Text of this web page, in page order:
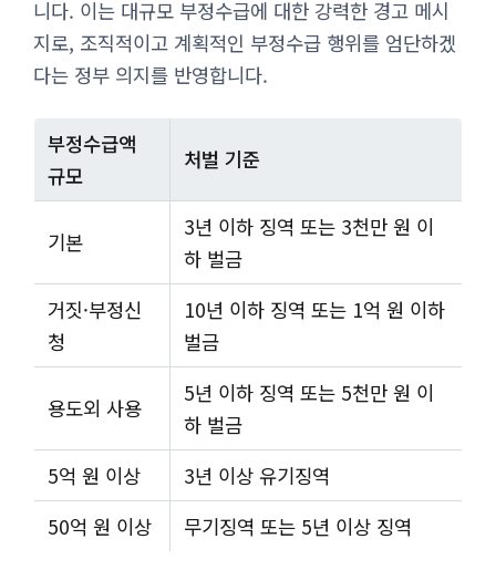
니다. 이는 대규모 부정수급에 대한 강력한 경고 메시
지로, 조직적이고 계획적인 부정수급 행위를 엄단하겠
다는 정부 의지를 반영합니다.
부정수급액
규모
처벌 기준
기본
3년 이하 징역 또는 3천만 원 이
하 벌금
거짓·부정신
청
10년 이하 징역 또는 1억 원 이하
벌금
용도외 사용
5년 이하 징역 또는 5천만 원 이
하 벌금
5억 원 이상
3년 이상 유기징역
50억 원 이상
무기징역 또는 5년 이상 징역